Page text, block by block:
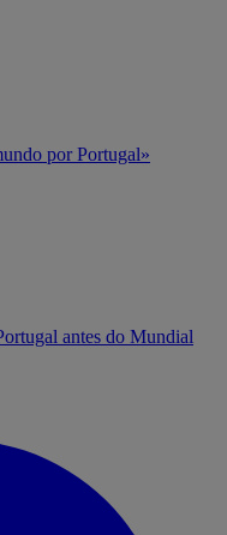
por Portugal»
antes do Mundial